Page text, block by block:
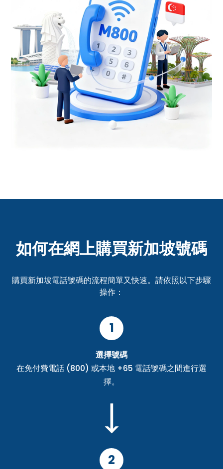
如何在網上購買新加坡號碼
購買新加坡電話號碼的流程簡單又快速。請依照以下步驟
操作：
1
選擇號碼
在免付費電話 (800) 或本地 +65 電話號碼之間進行選
擇。
2